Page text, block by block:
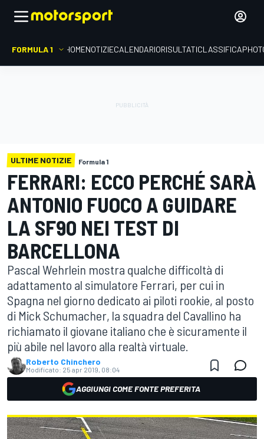
FORMULA 1 HOMENOTIZIECALENDARIORISULTATICLASSIFICA
ULTIME NOTIZIE Formula 1
FERRARI: ECCO PERCHÉ SARÀ
ANTONIO FUOCO A GUIDARE
LA SF90 NEI TEST DI
BARCELLONA
Pascal Wehrlein mostra qualche difficoltà di
adattamento al simulatore Ferrari, per cui in
Spagna nel giorno dedicato ai piloti rookie, al posto
di Mick Schumacher, la squadra del Cavallino ha
richiamato il giovane italiano che è sicuramente il
più abile nel lavoro alla realtà virtuale.
Roberto Chinchero
Modificato: 25 apr 2019, 08:04
AGGIUNGI COME FONTE PREFERITA